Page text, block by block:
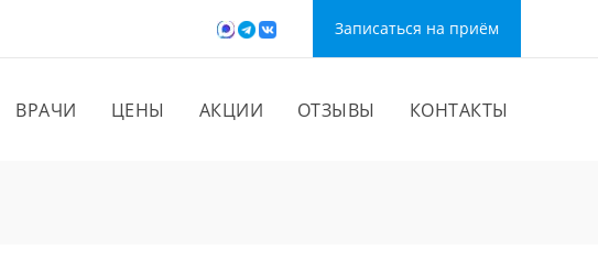
Записаться на приём
ВРАЧИ ЦЕНЫ АКЦИИ ОТЗЫВЫ КОНТАКТЫ